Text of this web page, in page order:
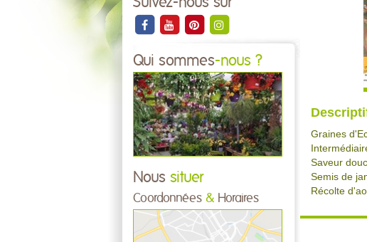
Qui sommes-nous ?
Nous situer
Coordonnées & Horaires
Graines
Saveur
Semis de
Récolte